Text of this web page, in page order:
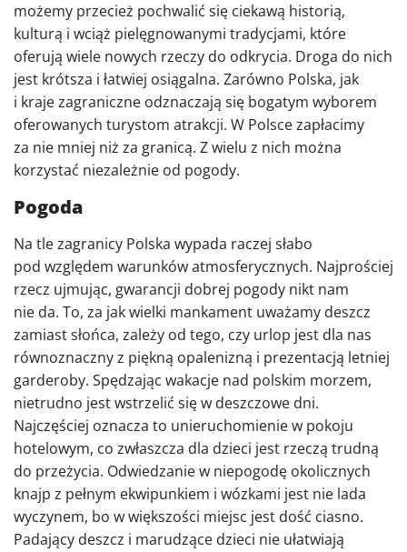
możemy przecież pochwalić się ciekawą historią,
kulturą i wciąż pielęgnowanymi tradycjami, które
oferują wiele nowych rzeczy do odkrycia. Droga do nich
jest krótsza i łatwiej osiągalna. Zarówno Polska, jak
i kraje zagraniczne odznaczają się bogatym wyborem
oferowanych turystom atrakcji. W Polsce zapłacimy
za nie mniej niż za granicą. Z wielu z nich można
korzystać niezależnie od pogody.
Pogoda
Na tle zagranicy Polska wypada raczej słabo
pod względem warunków atmosferycznych. Najprościej
rzecz ujmując, gwarancji dobrej pogody nikt nam
nie da. To, za jak wielki mankament uważamy deszcz
zamiast słońca, zależy od tego, czy urlop jest dla nas
równoznaczny z piękną opalenizną i prezentacją letniej
garderoby. Spędzając wakacje nad polskim morzem,
nietrudno jest wstrzelić się w deszczowe dni.
Najczęściej oznacza to unieruchomienie w pokoju
hotelowym, co zwłaszcza dla dzieci jest rzeczą trudną
do przeżycia. Odwiedzanie w niepogodę okolicznych
knajp z pełnym ekwipunkiem i wózkami jest nie lada
wyczynem, bo w większości miejsc jest dość ciasno.
Padający deszcz i marudzące dzieci nie ułatwiają